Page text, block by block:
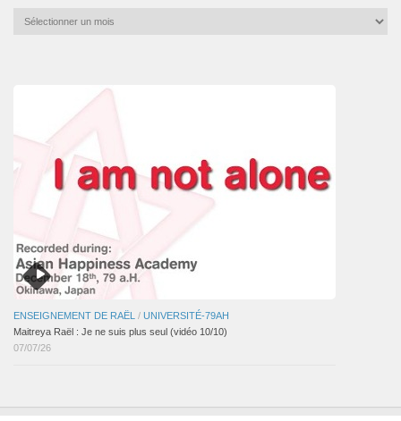
Archives
ENSEIGNEMENT DE RAËL / UNIVERSITÉ-79AH
Maitreya Raël : Je ne suis plus seul (vidéo 10/10)
07/07/26